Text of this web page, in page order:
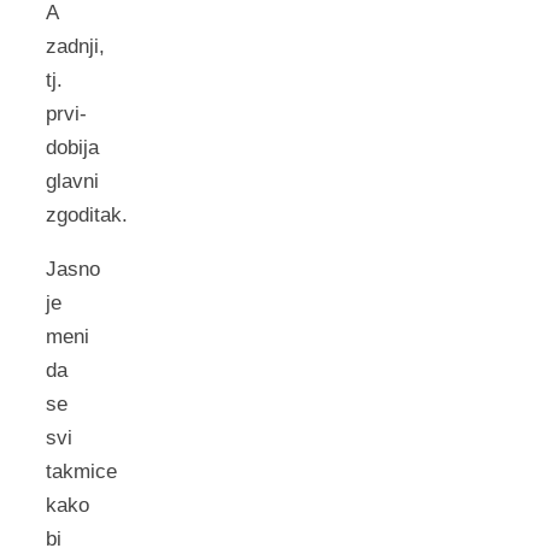
A
zadnji,
tj.
prvi-
dobija
glavni
zgoditak.
Jasno
je
meni
da
se
svi
takmice
kako
bi